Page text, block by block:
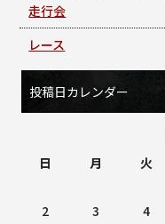
走行会
レース
投稿日カレンダー
日
月 火
2
3 4